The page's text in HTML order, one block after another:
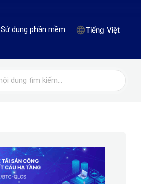
Sử dụng phần mềm Tiếng Việt